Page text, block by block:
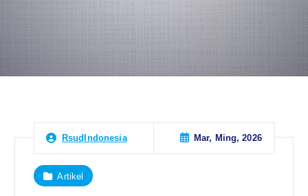
RsudIndonesia Mar, Ming, 2026
Artikel